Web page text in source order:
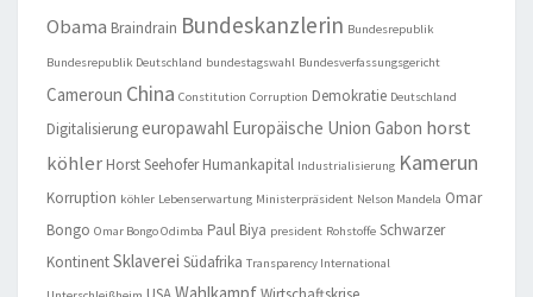
Obama Braindrain Bundeskanzlerin Bundesrepublik
Bundesrepublik Deutschland bundestagswahl Bundesverfassungsgericht
Cameroun China Constitution Corruption Demokratie Deutschland
Digitalisierungeuropawahl Europäische Union Gabon horst
köhler Horst Seehofer Humankapital Industrialisierung Kamerun
Korruption köhler Lebenserwartung Ministerpräsident Nelson Mandela Omar
Bongo Omar Bongo Odimba Paul Biya president Rohstoffe Schwarzer
KontinentSklaverei Südafrika Transparency International
Wahlkampf